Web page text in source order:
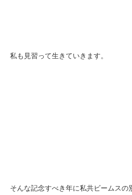
私も見習って生きていきます。
そんな記念すべき年に私共ビームスの